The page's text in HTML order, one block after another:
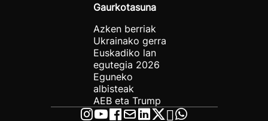
Gaurkotasuna
Azken berriak
Ukrainako gerra
Euskadiko lan
egutegia 2026
Eguneko
albisteak
AEB eta Trump